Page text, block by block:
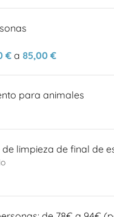
€ a 85,00 €
para animales
de limpieza de final de